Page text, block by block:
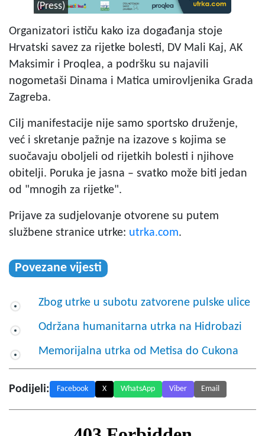
(Press)
Organizatori ističu kako iza događanja stoje
Hrvatski savez za rijetke bolesti, DV Mali Kaj, AK
Maksimir i Proqlea, a podršku su najavili
nogometaši Dinama i Matica umirovljenika Grada
Zagreba.
Cilj manifestacije nije samo sportsko druženje,
već i skretanje pažnje na izazove s kojima se
suočavaju oboljeli od rijetkih bolesti i njihove
obitelji. Poruka je jasna – svatko može biti jedan
od "mnogih za rijetke".
Prijave za sudjelovanje otvorene su putem
službene stranice utrke: utrka.com.
Povezane vijesti
Zbog utrke u subotu zatvorene pulske ulice
Održana humanitarna utrka na Hidrobazi
Memorijalna utrka od Metisa do Cukona
Podijeli: Facebook X WhatsApp Viber Email